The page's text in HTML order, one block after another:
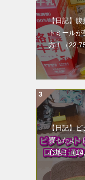
【日記】腹
トミールが
方！
（
【日記】ピ
買ったよ！
心地！（